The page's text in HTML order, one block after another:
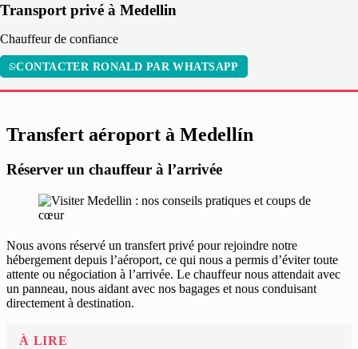
Transport privé à Medellin
Chauffeur de confiance
CONTACTER RONALD PAR WHATSAPP
Transfert aéroport à Medellín
Réserver un chauffeur à l’arrivée
Nous avons réservé un transfert privé pour rejoindre notre
hébergement depuis l’aéroport, ce qui nous a permis d’éviter toute
attente ou négociation à l’arrivée. Le chauffeur nous attendait avec
un panneau, nous aidant avec nos bagages et nous conduisant
directement à destination.
À LIRE